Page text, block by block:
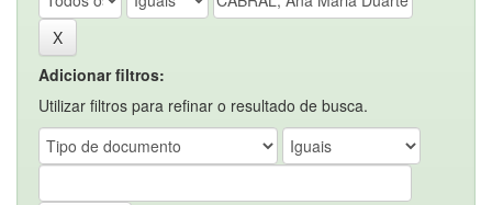
Adicionar filtros:
Utilizar filtros para refinar o resultado de busca.